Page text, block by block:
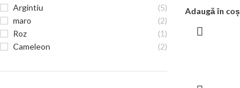
Argintiu
(5)
maro
(2)
Roz
(1)
Cameleon
(2)
Adaugă în coș